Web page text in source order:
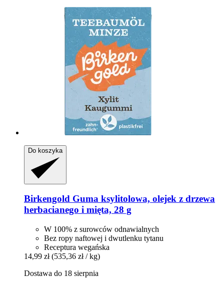
Do koszyka
Birkengold Guma ksylitolowa, olejek z drzewa
herbacianego i mięta, 28 g
W 100% z surowców odnawialnych
Bez ropy naftowej i dwutlenku tytanu
Receptura wegańska
14,99 zł (535,36 zł / kg)
Dostawa do 18 sierpnia